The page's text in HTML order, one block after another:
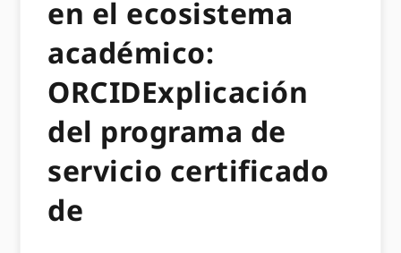
en el ecosistema
académico:
ORCIDExplicación
del programa de
servicio certificado
de